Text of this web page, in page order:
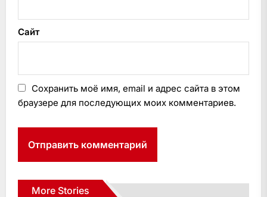
Сайт
Сохранить моё имя, email и адрес сайта в этом
браузере для последующих моих комментариев.
More Stories